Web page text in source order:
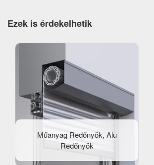
Ezek is érdekelhetik
Műanyag Redőnyök, Alu
Redőnyök